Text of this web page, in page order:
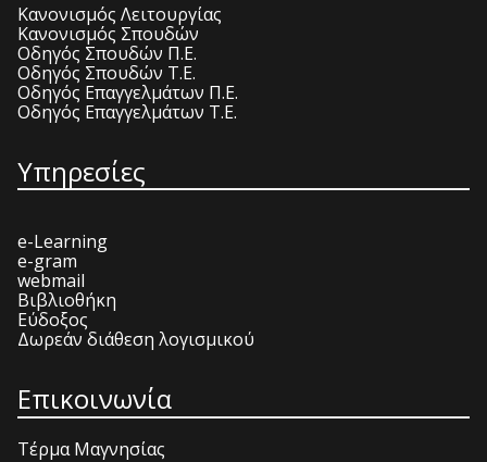
Κανονισμός Λειτουργίας
Κανονισμός Σπουδών
Οδηγός Σπουδών Π.Ε.
Οδηγός Σπουδών Τ.Ε.
Οδηγός Επαγγελμάτων Π.Ε.
Οδηγός Επαγγελμάτων Τ.Ε.
Υπηρεσίες
e-Learning
e-gram
webmail
Βιβλιοθήκη
Εύδοξος
Δωρεάν διάθεση λογισμικού
Επικοινωνία
Τέρμα Μαγνησίας